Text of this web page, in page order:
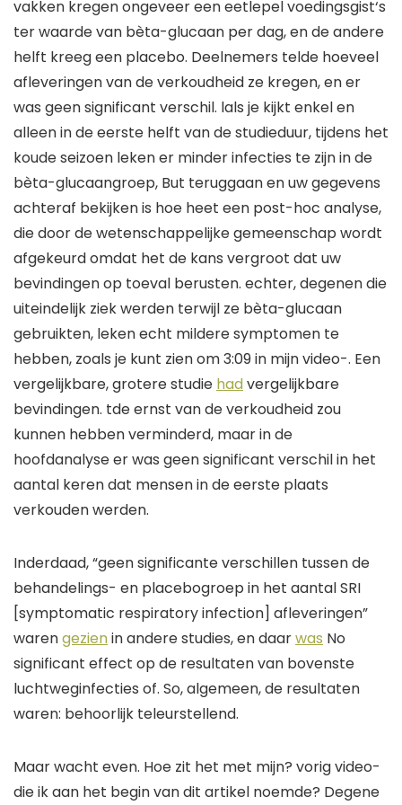
vakken kregenongeveer een eetlepel voedingsgist‘s
ter waarde van bèta-glucaan per dag, ende andere
helft kreegeen placebo. Deelnemers telde hoeveel
afleveringen van de verkoudheid ze kregen, en er
was geen significant verschil. lals je kijkt enkel en
alleenin de eerste helft van destudieduur, tijdens het
koude seizoen leken er minder infecties te zijn in de
bèta-glucaangroep, But teruggaan en uw gegevens
achteraf bekijkenis hoe heet een post-hoc analyse,
die door de wetenschappelijke gemeenschap wordt
afgekeurd omdat het de kans vergroot dat uw
bevindingen op toeval berusten. echter, degenen die
uiteindelijk ziek werden terwijl ze bèta-glucaan
gebruikten, leken echt mildere symptomen te
hebben, zoals je kunt zien om 3:09 in mijnvideo-. Een
vergelijkbare, grotere studie hadvergelijkbare
bevindingen. tde ernst van de verkoudheid zou
kunnen hebbenverminderd, maar in de
hoofdanalyseer was geen significant verschil in het
aantal keren dat mensen in de eerste plaats
verkouden werden.
Inderdaad, “geen significante verschillen tussen de
behandelings- en placebogroep in het aantalSRI
[symptomatic respiratory infection] afleveringen”
warengezienin andere studies, en daarwas No
significant effect op de resultaten van bovenste
luchtweginfecties of. So, algemeen,de resultaten
waren: behoorlijk teleurstellend.
Maar wacht even. Hoe zit het met mijn? vorigvideo-
die ik aan het begin van dit artikel noemde? Degene